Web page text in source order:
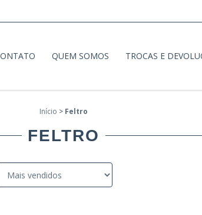
QUEM SOMOS TROCAS E
Início > Feltro
FELTRO